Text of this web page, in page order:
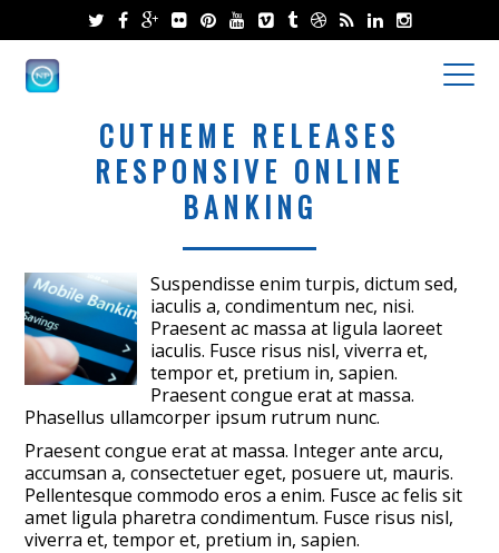
CUTHEME RELEASES
RESPONSIVE ONLINE
BANKING
Suspendisse enim turpis, dictum sed,
iaculis a, condimentum nec, nisi.
Praesent ac massa at ligula laoreet
iaculis. Fusce risus nisl, viverra et,
tempor et, pretium in, sapien.
Praesent congue erat at massa.
Phasellus ullamcorper ipsum rutrum nunc.
Praesent congue erat at massa. Integer ante arcu,
accumsan a, consectetuer eget, posuere ut, mauris.
Pellentesque commodo eros a enim. Fusce ac felis sit
amet ligula pharetra condimentum. Fusce risus nisl,
viverra et, tempor et, pretium in, sapien.